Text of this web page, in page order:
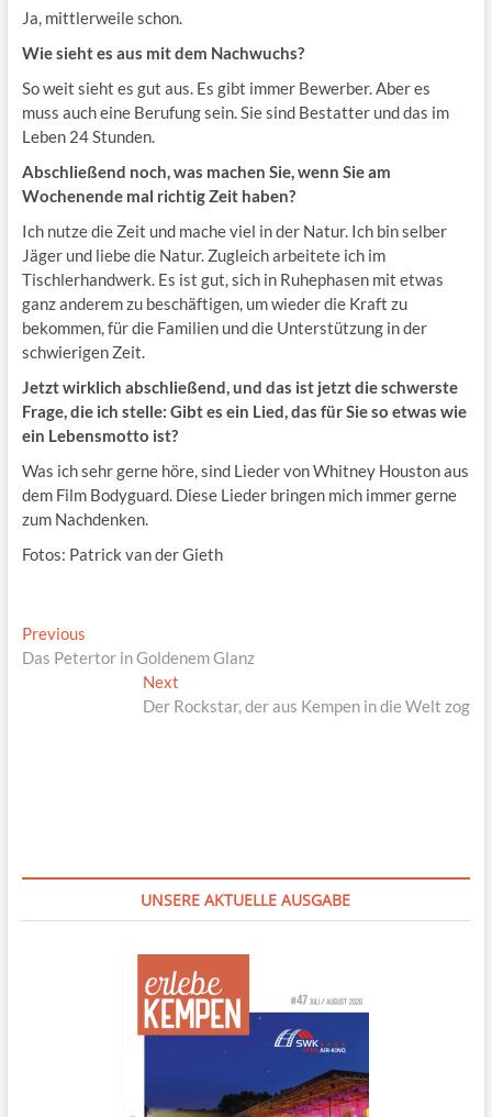
Ja, mittlerweile schon.
Wie sieht es aus mit dem Nachwuchs?
So weit sieht es gut aus. Es gibt immer Bewerber. Aber es
muss auch eine Berufung sein. Sie sind Bestatter und das im
Leben 24 Stunden.
Abschließend noch, was machen Sie, wenn Sie am
Wochenende mal richtig Zeit haben?
Ich nutze die Zeit und mache viel in der Natur. Ich bin selber
Jäger und liebe die Natur. Zugleich arbeitete ich im
Tischlerhandwerk. Es ist gut, sich in Ruhephasen mit etwas
ganz anderem zu beschäftigen, um wieder die Kraft zu
bekommen, für die Familien und die Unterstützung in der
schwierigen Zeit.
Jetzt wirklich abschließend, und das ist jetzt die schwerste
Frage, die ich stelle: Gibt es ein Lied, das für Sie so etwas wie
ein Lebensmotto ist?
Was ich sehr gerne höre, sind Lieder von Whitney Houston aus
dem Film Bodyguard. Diese Lieder bringen mich immer gerne
zum Nachdenken.
Fotos: Patrick van der Gieth
Beitragsnavigation
PreviousPrevious
post:
Das Petertor in Goldenem Glanz
Next
post:
Der Rockstar, der aus Kempen in die Welt zog
UNSERE AKTUELLE AUSGABE